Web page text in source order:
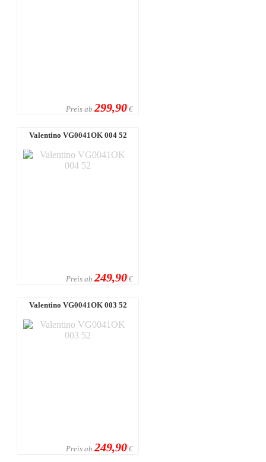
Preis ab 299,90 €
Valentino VG0041OK 004 52
Preis ab 249,90 €
Valentino VG0041OK 003 52
Preis ab 249,90 €